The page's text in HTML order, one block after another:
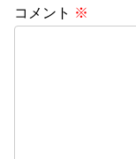
コメント ※